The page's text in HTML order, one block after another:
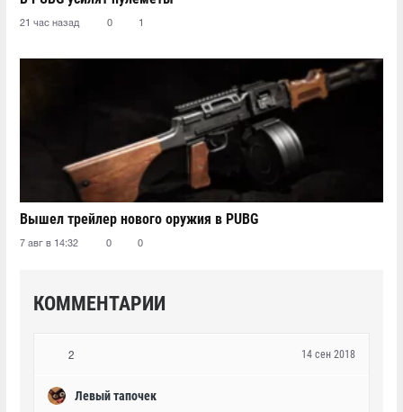
21 час назад 0 1
Вышел трейлер нового оружия в PUBG
7 авг в 14:32 0 0
КОММЕНТАРИИ
2
Левый тапочек
14 сен 2018